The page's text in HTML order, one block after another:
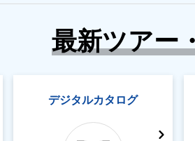
最新ツアー
デジタルカタログ